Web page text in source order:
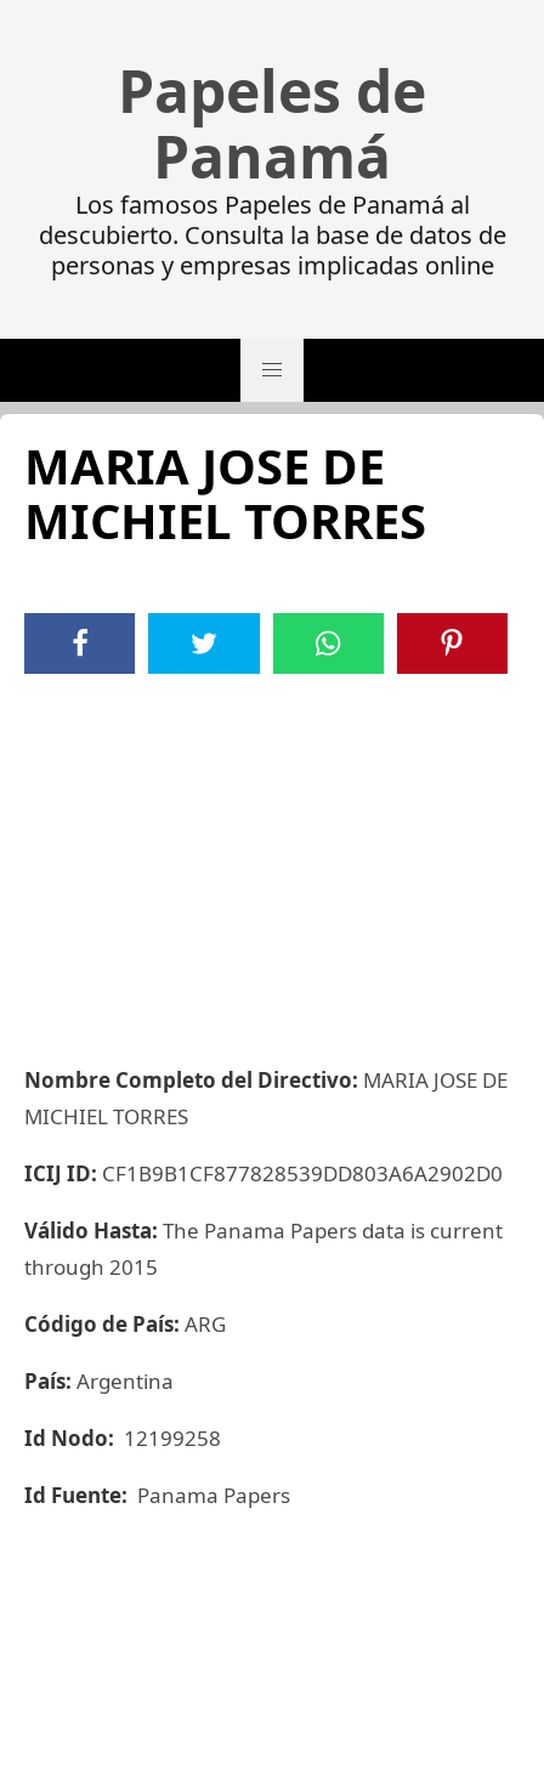
Papeles de
Panamá
Los famosos Papeles de Panamá al
descubierto. Consulta la base de datos de
personas y empresas implicadas online
MARIA JOSE DE
MICHIEL TORRES
Nombre Completo del Directivo: MARIA JOSE DE
MICHIEL TORRES
ICIJ ID: CF1B9B1CF877828539DD803A6A2902D0
Válido Hasta: The Panama Papers data is current
through 2015
Código de País: ARG
País: Argentina
Id Nodo: 12199258
Id Fuente: Panama Papers